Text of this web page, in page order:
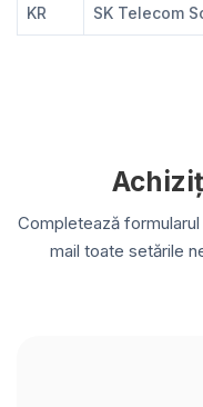
KR SK Telecom
Completează
mail toate setările